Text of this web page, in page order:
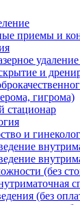
приемы и
и
гигрома)
стационар
и
(без
(без